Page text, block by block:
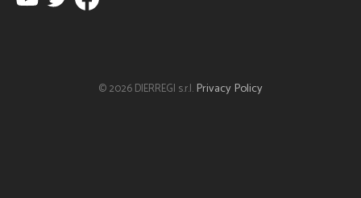
© 2026 DIERREGI s.r.l. Privacy Policy